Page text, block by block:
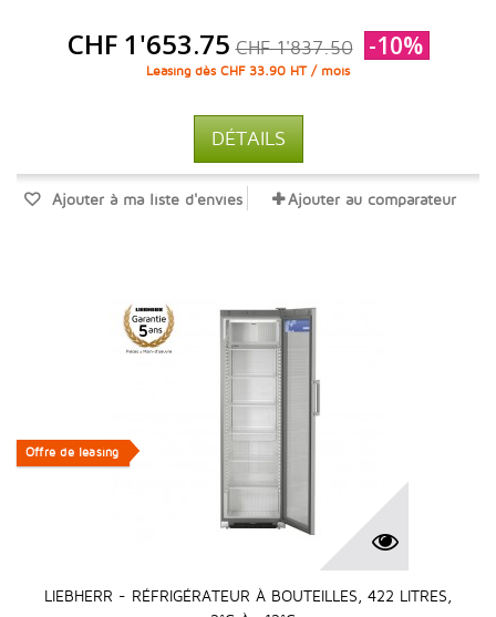
CHF 1'653.75 CHF 1'837.50 -10%
Leasing dès CHF 33.90 HT / mois
DÉTAILS
Ajouter à ma liste d'envies Ajouter au comparateur
Offre de leasing
Offre de leasing
LIEBHERR - RÉFRIGÉRATEUR À BOUTEILLES, 422 LITRES,